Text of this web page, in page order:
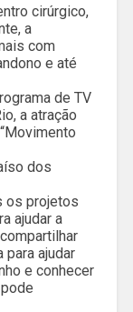
cirúrgico,
a
com
e até
de TV
a atração
dos
os projetos
ajudar a
para ajudar
e conhecer